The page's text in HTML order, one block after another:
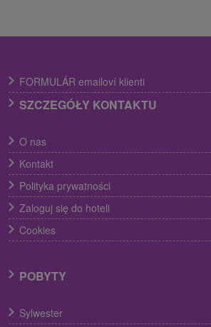
FORMULÁR emailoví klienti
SZCZEGÓŁY KONTAKTU
O nas
Kontakt
Polityka prywatności
Zaloguj się do hoteli
Cookies
POBYTY
Sylwester